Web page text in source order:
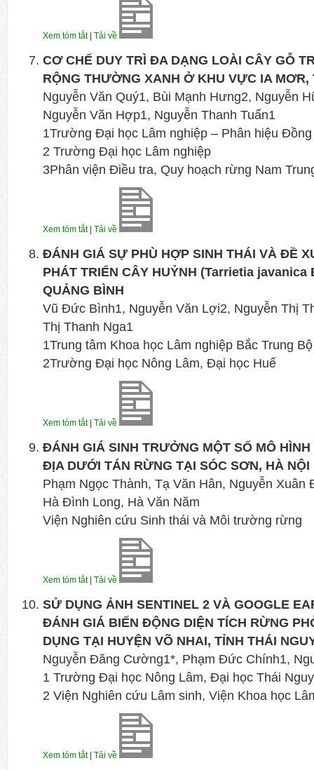
Xem tóm tắt| Tải về
CƠ CHẾ DUY TRÌ ĐA DẠNG LOÀI CÂY GỖ
RỘNG THƯỜNG XANH Ở KHU VỰC IA MƠR,
Nguyễn Văn Quý1, Bùi Mạnh Hưng2, Nguyễn
Nguyễn Văn Hợp1, Nguyễn Thanh Tuấn1
1Trường Đại học Lâm nghiệp – Phân hiệu
2 Trường Đại học Lâm nghiệp
3Phân viện Điều tra, Quy hoạch rừng Nam
Xem tóm tắt| Tải về
ĐÁNH GIÁ SỰ PHÙ HỢP SINH THÁI VÀ ĐỀ
PHÁT TRIỂN CÂY HUỶNH (Tarrietia javanica
QUẢNG BÌNH
Vũ Đức Bình1, Nguyễn Văn Lợi2, Nguyễn Thị
Thị Thanh Nga1
1Trung tâm Khoa học Lâm nghiệp Bắc Trung Bộ
2Trường Đại học Nông Lâm, Đại học Huế
Xem tóm tắt| Tải về
ĐÁNH GIÁ SINH TRƯỞNG MỘT SỐ MÔ
ĐỊA DƯỚI TÁN RỪNG TẠI SÓC SƠN, HÀ NỘI
Phạm Ngọc Thành, Tạ Văn Hân, Nguyễn
Hà Đình Long, Hà Văn Năm
Viện Nghiên cứu Sinh thái và Môi trường rừng
Xem tóm tắt| Tải về
SỬ DỤNG ẢNH SENTINEL 2 VÀ GOOGLE
ĐÁNH GIÁ BIẾN ĐỘNG DIỆN TÍCH RỪNG
DỤNG TẠI HUYỆN VÕ NHAI, TỈNH THÁI
Nguyễn Đăng Cường1*, Phạm Đức Chính1,
1 Trường Đại học Nông Lâm, Đại học Thái
2 Viện Nghiên cứu Lâm sinh, Viện Khoa học
Xem tóm tắt| Tải về